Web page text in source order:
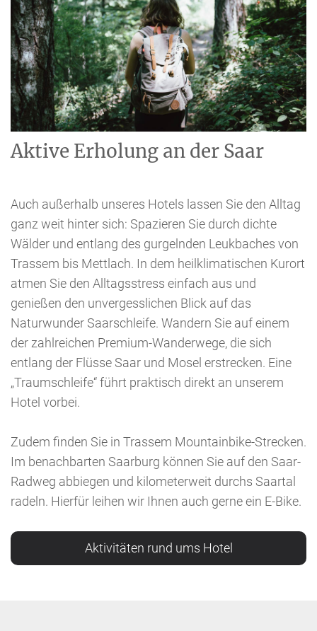
Aktive Erholung an der Saar
Auch außerhalb unseres Hotels lassen Sie den Alltag
ganz weit hinter sich: Spazieren Sie durch dichte
Wälder und entlang des gurgelnden Leukbaches von
Trassem bis Mettlach. In dem heilklimatischen Kurort
atmen Sie den Alltagsstress einfach aus und
genießen den unvergesslichen Blick auf das
Naturwunder Saarschleife. Wandern Sie auf einem
der zahlreichen Premium-Wanderwege, die sich
entlang der Flüsse Saar und Mosel erstrecken. Eine
„Traumschleife“ führt praktisch direkt an unserem
Hotel vorbei.
Zudem finden Sie in Trassem Mountainbike-Strecken.
Im benachbarten Saarburg können Sie auf den Saar-
Radweg abbiegen und kilometerweit durchs Saartal
radeln. Hierfür leihen wir Ihnen auch gerne ein E-Bike.
Aktivitäten rund ums Hotel